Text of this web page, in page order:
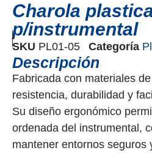
Charola
p/instrumental
SKU PL01-05 Categoría
Descripción
Fabricada con materiales
resistencia, durabilidad y
Su diseño ergonómico
ordenada del instrumental,
mantener entornos seguros